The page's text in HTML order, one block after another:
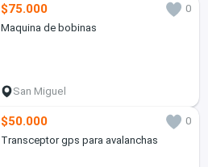
$75.000
0
Maquina de bobinas
San Miguel
$50.000
0
Transceptor gps para avalanchas